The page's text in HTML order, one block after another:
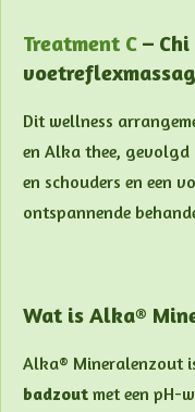
Treatment C –
Dit wellness
en Alka thee, gevolgd
en schouders en een
ontspannende
Wat is Alka®
Alka® Mineralenzout
badzout met een pH-